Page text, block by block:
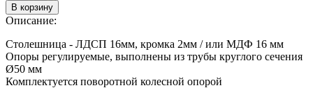
В корзину
Описание:
Столешница - ЛДСП 16мм, кромка 2мм / или МДФ 16 мм
Опоры регулируемые, выполнены из трубы круглого сечения
Ø50 мм
Комплектуется поворотной колесной опорой